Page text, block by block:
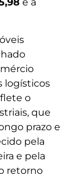
logísticos
o
que
prazo e
pela
e pela
retorno